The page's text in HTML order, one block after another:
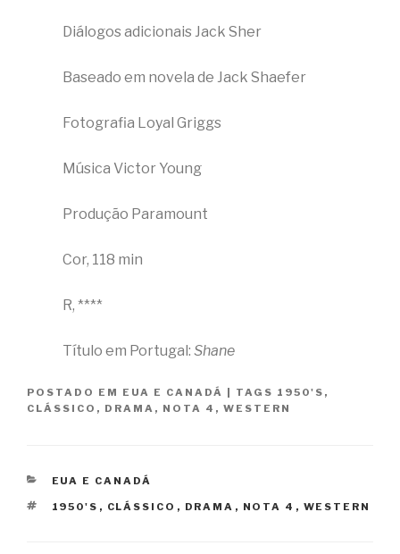
Diálogos adicionais Jack Sher
Baseado em novela de Jack Shaefer
Fotografia Loyal Griggs
Música Victor Young
Produção Paramount
Cor, 118 min
R, ****
Título em Portugal: Shane
POSTADO EM EUA E CANADÁ | TAGS 1950'S ,
CLÁSSICO , DRAMA , NOTA 4 , WESTERN
CATEGORIAS
EUA E CANADÁ
TAGS
1950'S , CLÁSSICO , DRAMA , NOTA 4 , WESTERN